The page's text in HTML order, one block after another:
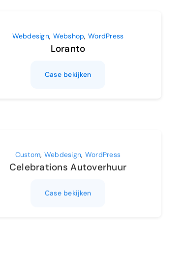
Webdesign, Webshop, WordPress
Loranto
Case bekijken
Custom Webdesign WordPress
Celebrations Autoverhuur
Case bekijken